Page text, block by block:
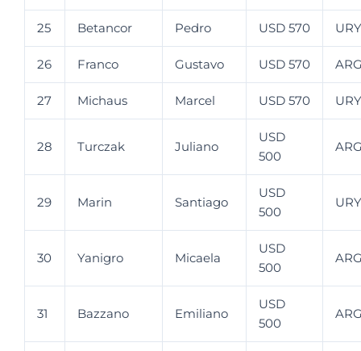
25 Betancor Pedro USD 570 URY
26 Franco Gustavo USD 570
27 Michaus Marcel USD 570 URY
28 Turczak Juliano
USD
500
29 Marin Santiago
USD
500
URY
30 Yanigro Micaela
USD
500
31 Bazzano Emiliano
USD
500